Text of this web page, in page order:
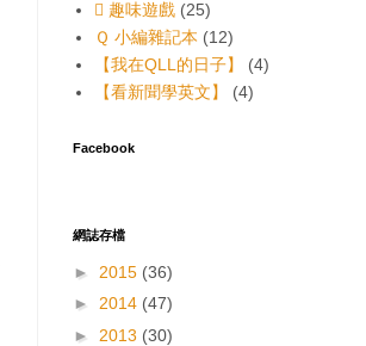
 趣味遊戲 (25)
Ｑ 小編雜記本 (12)
【我在QLL的日子】
(4)
【看新聞學英文】
(4)
Facebook
網誌存檔
► 2015 (36)
► 2014 (47)
► 2013 (30)